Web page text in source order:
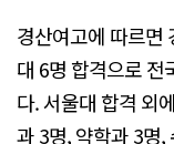
경산여고에 따르면
대 6명 합격으로 전
다. 서울대 합격 외
과 3명, 약학과 3명,